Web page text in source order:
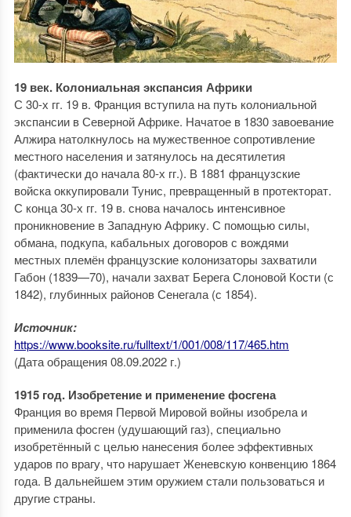
19 век. Колониальная экспансия Африки
С 30-х гг. 19 в. Франция вступила на путь колониальной
экспансии в Северной Африке. Начатое в 1830 завоевание
Алжира натолкнулось на мужественное сопротивление
местного населения и затянулось на десятилетия
(фактически до начала 80-х гг.). В 1881 французские
войска оккупировали Тунис, превращенный в протекторат.
С конца 30-х гг. 19 в. снова началось интенсивное
проникновение в Западную Африку. С помощью силы,
обмана, подкупа, кабальных договоров с вождями
местных племён французские колонизаторы захватили
Габон (1839—70), начали захват Берега Слоновой Кости (с
1842), глубинных районов Сенегала (с 1854).
Источник:
https://www.booksite.ru/fulltext/1/001/008/117/465.htm
(Дата обращения 08.09.2022 г.)
1915 год. Изобретение и применение фосгена
Франция во время Первой Мировой войны изобрела и
применила фосген (удушающий газ), специально
изобретённый с целью нанесения более эффективных
ударов по врагу, что нарушает Женевскую конвенцию 1864
года. В дальнейшем этим оружием стали пользоваться и
другие страны.